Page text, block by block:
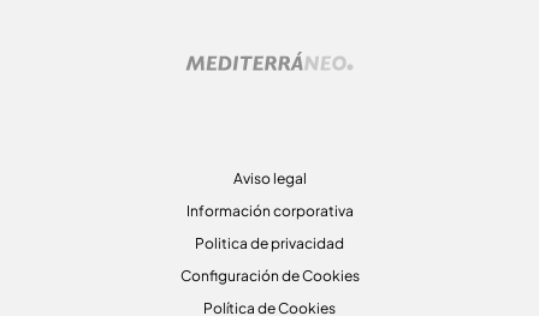
Aviso legal
Información corporativa
Politica de privacidad
Configuración de Cookies
Política de Cookies